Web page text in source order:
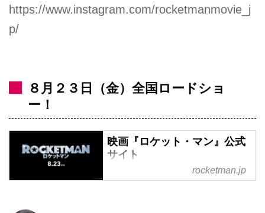
https://www.instagram.com/rocketmanmovie_j
p/
８月２３日（金）全国ロードショ
ー！
映画『ロケット・マン』公式
サイト
伝説的ミュージシャン“エルト
rocketman.jp